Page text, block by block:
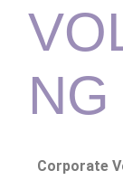
NG
Corporate